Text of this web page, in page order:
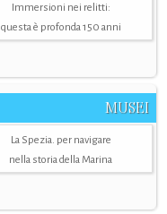
Immersioni nei relitti:
questa è profonda 150 anni
MUSEI
La Spezia. per navigare
nella storia della Marina